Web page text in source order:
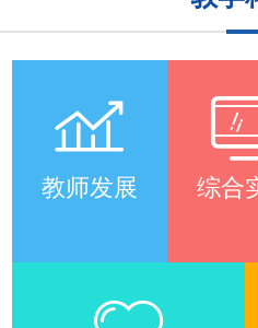
教师发展 综合